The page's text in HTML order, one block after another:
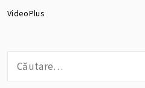
VideoPlus
după: